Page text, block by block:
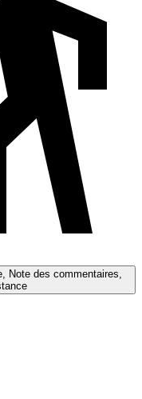
Note des commentaires,